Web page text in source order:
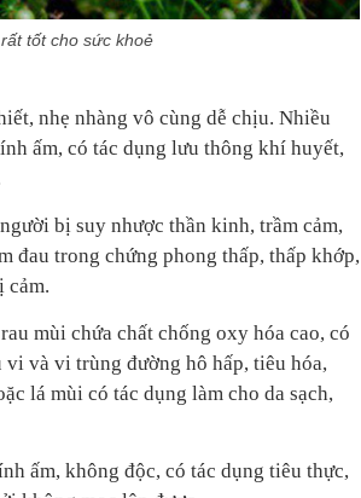
tốt cho sức khoẻ
nhẹ nhàng vô cùng dễ chịu. Nhiều
ấm, có tác dụng lưu thông khí huyết,
bị suy nhược thần kinh, trầm cảm,
đau trong chứng phong thấp, thấp khớp,
cảm.
mùi chứa chất chống oxy hóa cao, có
và vi trùng đường hô hấp, tiêu hóa,
lá mùi có tác dụng làm cho da sạch,
ấm, không độc, có tác dụng tiêu thực,